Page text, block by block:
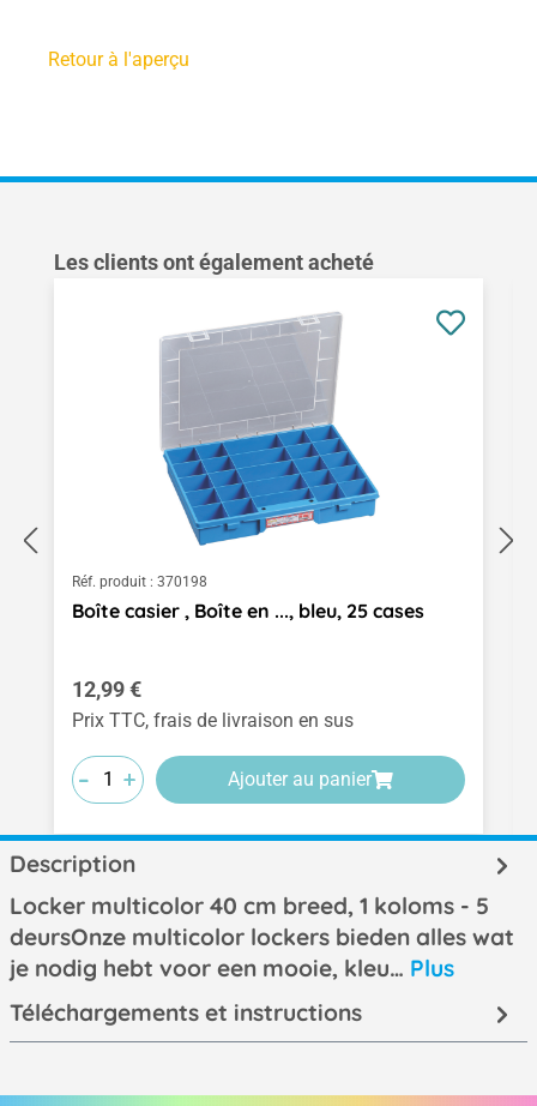
Retour à l'aperçu
Ignorer la galerie de produits
Les clients ont également acheté
Réf. produit : 370198
Boîte casier , Boîte en ..., bleu, 25 cases
Prix régulier :
12,99 €
Prix TTC, frais de livraison en sus
-
-
- +
+
+ Ajouter au panier
Description
Locker multicolor 40 cm breed, 1 koloms - 5
deursOnze multicolor lockers bieden alles wat
je nodig hebt voor een mooie, kleu… Plus
Téléchargements et instructions